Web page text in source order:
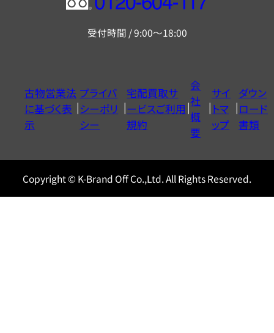
フ
ー
ヤ
ル
0120604117
受付時間 / 9:00～18:00
古物営業法
に基づく表
示
プライバ
シーポリ
シー
宅配買取サ
ービスご利用
規約
会
社
概
要
サイ
トマ
ップ
ダウン
ロード
書類
Copyright © K-Brand Off Co.,Ltd. All Rights Reserved.